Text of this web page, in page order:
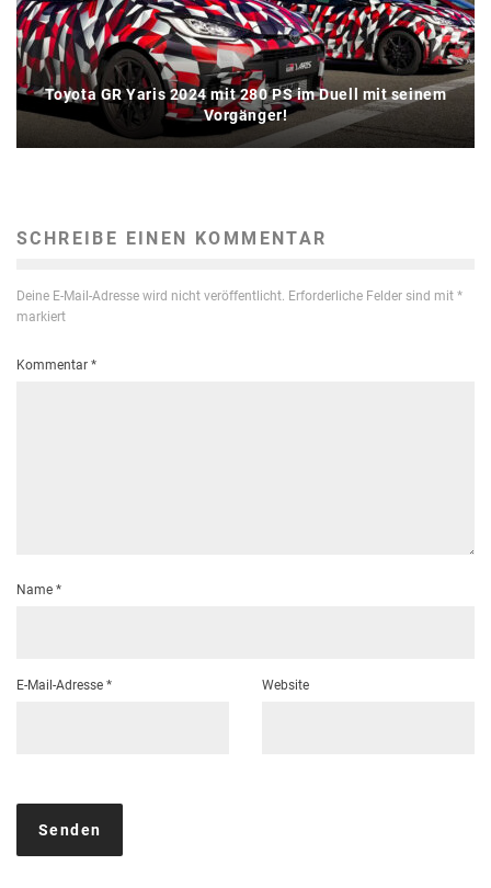
Toyota GR Yaris 2024 mit 280 PS im Duell mit seinem
Vorgänger!
SCHREIBE EINEN KOMMENTAR
Deine E-Mail-Adresse wird nicht veröffentlicht. Erforderliche Felder sind mit *
markiert
Kommentar *
Name *
E-Mail-Adresse * Website